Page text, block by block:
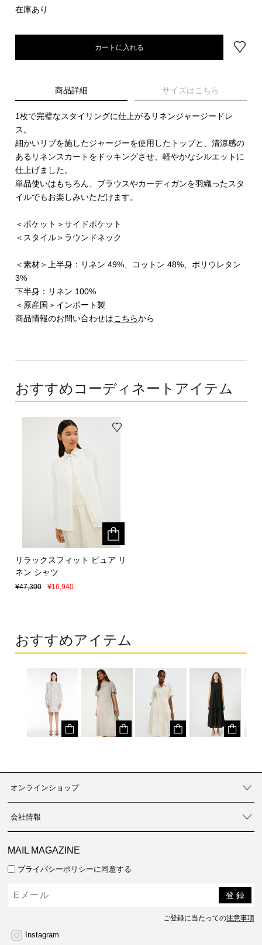
在庫あり
カートに入れる
商品詳細 サイズはこちら
1枚で完璧なスタイリングに仕上がるリネンジャージードレ
ス。
細かいリブを施したジャージーを使用したトップと、清涼感の
あるリネンスカートをドッキングさせ、軽やかなシルエットに
仕上げました。
単品使いはもちろん、ブラウスやカーディガンを羽織ったスタ
イルでもお楽しみいただけます。
＜ポケット＞サイドポケット
＜スタイル＞ラウンドネック
＜素材＞上半身：リネン 49%、コットン 48%、ポリウレタン
3%
下半身：リネン 100%
＜原産国＞インポート製
商品情報のお問い合わせはこちらから
おすすめコーディネートアイテム
リラックスフィット ピュア リ
ネン シャツ
¥47,300 ¥16,940
リラックスフィット ピュア リ
ネン シャツ
¥47,300 ¥16,940
おすすめアイテム
オンラインショップ
会社情報
MAIL MAGAZINE
プライバシーポリシーに同意する
ご登録に当たっての注意事項
Instagram